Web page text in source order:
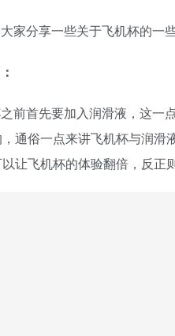
家分享一些关于飞机杯的一
前首先要加入润滑液，这一
通俗一点来讲飞机杯与润
让飞机杯的体验翻倍，反正